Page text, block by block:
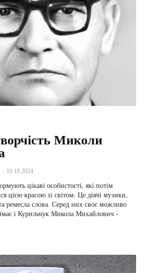
Миколи
- 10.10.2024
цікаві особистості, які потім
цією красою зі світом. Це діячі музики,
ремесла слова. Серед них своє можливо
і Курильчук Микола Михайлович -